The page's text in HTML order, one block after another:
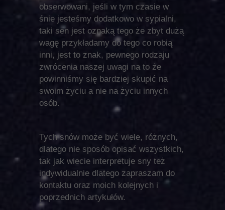
obserwowani, jeśli w tym czasie w
śnie jesteśmy dodatkowo w sypialni,
taki sen jest oznaką tego że zbyt dużą
wagę przykładamy do tego co robią
inni, jest to znak, pewnego rodzaju
zwrócenia naszej uwagi na to że
powinniśmy się bardziej skupić na
swoim życiu a nie na życiu innych
osób.
Tych snów może być wiele, różnych,
dlatego nie sposób opisać wszystkich,
tak jak wiecie interpretuje sny też
indywidualnie dlatego zapraszam do
kontaktu oraz moich kolejnych i
poprzednich artykułów.